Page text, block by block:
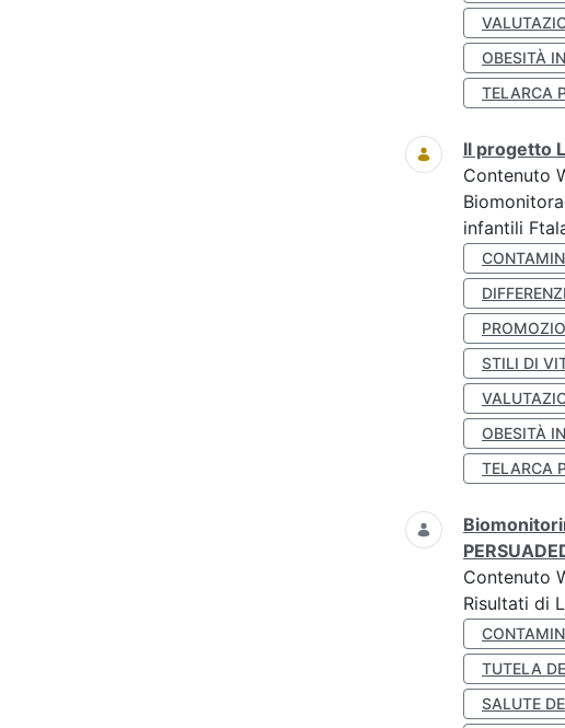
OBESITÀ
TELARCA
Il progetto
Contenuto
infantili
STILI DI
OBESITÀ
TELARCA
Contenuto
Risultati di
TUTELA
SALUTE